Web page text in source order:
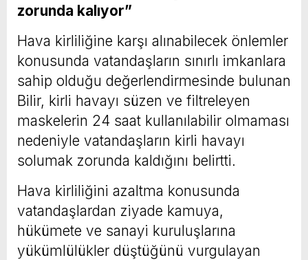
zorunda kalıyor”
Hava kirliliğine karşı alınabilecek önlemler
konusunda vatandaşların sınırlı imkanlara
sahip olduğu değerlendirmesinde bulunan
Bilir, kirli havayı süzen ve filtreleyen
maskelerin 24 saat kullanılabilir olmaması
nedeniyle vatandaşların kirli havayı
solumak zorunda kaldığını belirtti.
Hava kirliliğini azaltma konusunda
vatandaşlardan ziyade kamuya,
hükümete ve sanayi kuruluşlarına
yükümlülükler düştüğünü vurgulayan